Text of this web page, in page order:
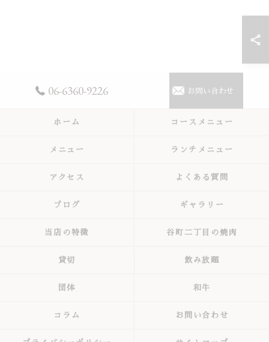
06-6360-9226 お問い合わせ
ホーム コースメニュー
メニュー ランチメニュー
アクセス よくある質問
ブログ ギャラリー
当店の特徴 谷町二丁目の焼肉
貸切 飲み放題
団体 和牛
コラム お問い合わせ